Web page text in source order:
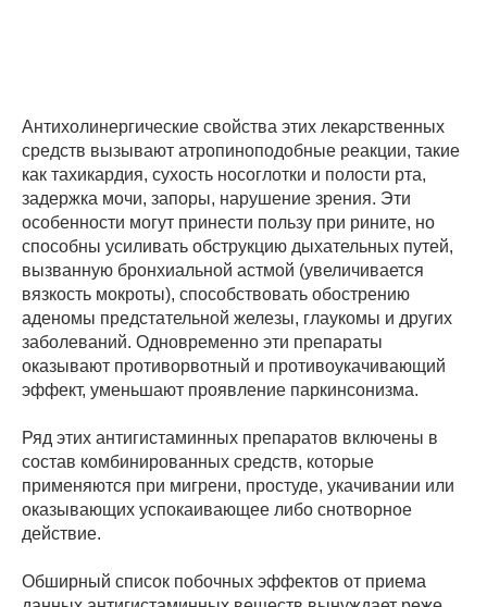
Антихолинергические свойства этих лекарственных
средств вызывают атропиноподобные реакции, такие
как тахикардия, сухость носоглотки и полости рта,
задержка мочи, запоры, нарушение зрения. Эти
особенности могут принести пользу при рините, но
способны усиливать обструкцию дыхательных путей,
вызванную бронхиальной астмой (увеличивается
вязкость мокроты), способствовать обострению
аденомы предстательной железы, глаукомы и других
заболеваний. Одновременно эти препараты
оказывают противорвотный и противоукачивающий
эффект, уменьшают проявление паркинсонизма.
Ряд этих антигистаминных препаратов включены в
состав комбинированных средств, которые
применяются при мигрени, простуде, укачивании или
оказывающих успокаивающее либо снотворное
действие.
Обширный список побочных эффектов от приема